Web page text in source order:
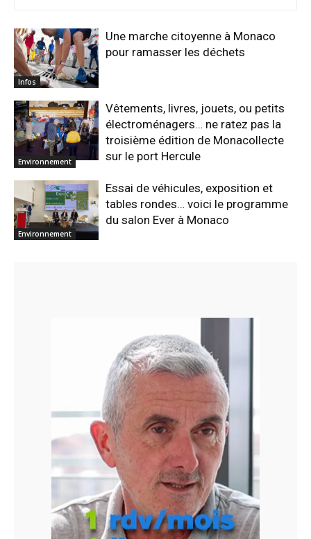
Infos
Une marche citoyenne à Monaco
pour ramasser les déchets
Environnement
Vêtements, livres, jouets, ou petits
électroménagers… ne ratez pas la
troisième édition de Monacollecte
sur le port Hercule
Environnement
Essai de véhicules, exposition et
tables rondes… voici le programme
du salon Ever à Monaco